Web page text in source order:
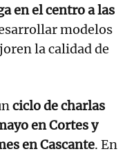
en el centro a las
modelos
la calidad de
ciclo de charlas
en Cortes y
en Cascante. En